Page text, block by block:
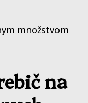
množstvom
na